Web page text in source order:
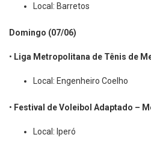
Local: Barretos
Domingo (07/06)
• Liga Metropolitana de Tênis de
Local: Engenheiro Coelho
• Festival de Voleibol Adaptado –
Local: Iperó